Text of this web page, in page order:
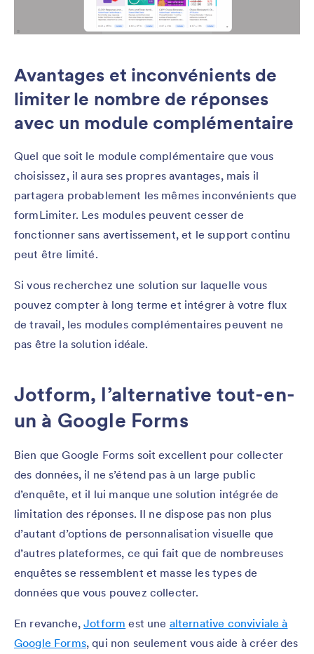
Avantages et inconvénients de
limiter le nombre de réponses
avec un module complémentaire
Quel que soit le module complémentaire que vous
choisissez, il aura ses propres avantages, mais il
partagera probablement les mêmes inconvénients que
formLimiter. Les modules peuvent cesser de
fonctionner sans avertissement, et le support continu
peut être limité.
Si vous recherchez une solution sur laquelle vous
pouvez compter à long terme et intégrer à votre flux
de travail, les modules complémentaires peuvent ne
pas être la solution idéale.
Jotform, l’alternative tout-en-
un à Google Forms
Bien que Google Forms soit excellent pour collecter
des données, il ne s’étend pas à un large public
d’enquête, et il lui manque une solution intégrée de
limitation des réponses. Il ne dispose pas non plus
d’autant d’options de personnalisation visuelle que
d’autres plateformes, ce qui fait que de nombreuses
enquêtes se ressemblent et masse les types de
données que vous pouvez collecter.
En revanche,Jotform est une alternative conviviale à
Google Forms, qui non seulement vous aide à créer des